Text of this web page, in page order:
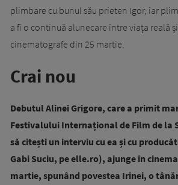
plimbare cu bunul său prieten Igor, iar
a fi o continuă alunecare între viața reală
cinematografe din 25 martie.
Crai nou
Debutul Alinei Grigore, care a primit
Festivalului Internațional de Film de la
să citești un interviu cu ea și cu
Gabi Suciu, pe elle.ro), ajunge în
martie, spunând povestea Irinei, o